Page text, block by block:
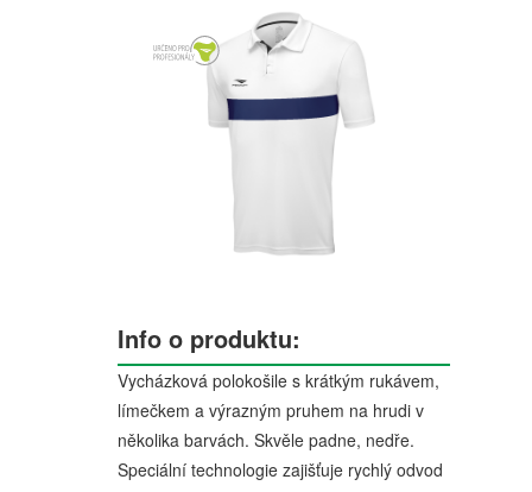
Info o produktu:
Vycházková polokošile s krátkým rukávem,
límečkem a výrazným pruhem na hrudi v
několika barvách. Skvěle padne, nedře.
Speciální technologie zajišťuje rychlý odvod